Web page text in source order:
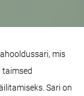
mis
taimsed
Sari on